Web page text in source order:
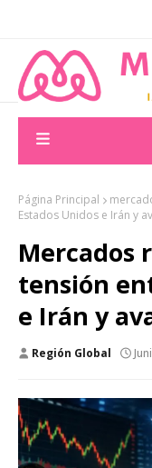
Página Principal
Estados Unidos e Irán y
Mercados
tensión
e Irán y
Región Global